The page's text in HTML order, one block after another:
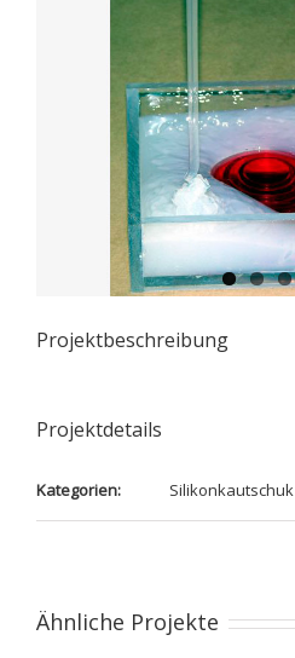
Projektbeschreibung
Projektdetails
Kategorien: Silikonkautschuk
Ähnliche Projekte